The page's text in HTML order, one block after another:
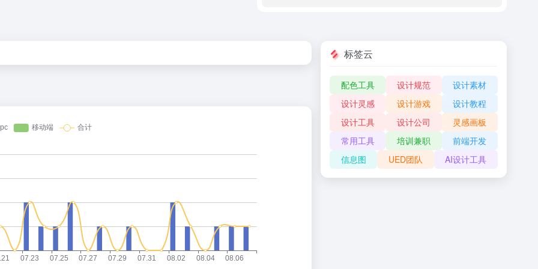
标签云
配色工具 设计规范
设计素材
设计灵感
设计游戏
设计教程
设计工具
设计公司
灵感画板
常用工具
培训兼职
前端开发
信息图
UED团队 AI设计工具